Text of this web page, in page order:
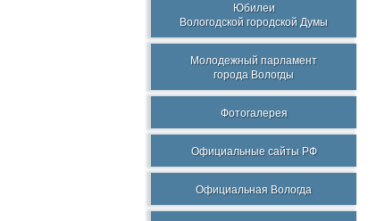
Юбилеи
Вологодской городской Думы
Молодежный парламент
города Вологды
Фотогалерея
Официальные сайты РФ
Официальная Вологда